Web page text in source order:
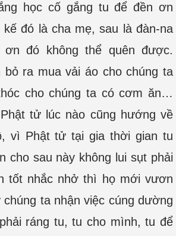
học cố gắng tu để đền ơn
đó là cha mẹ, sau là đàn-na
đó không thể quên được.
ra mua vải áo cho chúng ta
cho chúng ta có cơm ăn…
tử lúc nào cũng hướng về
vì Phật tử tại gia thời gian tu
cho sau này không lui sụt phải
tốt nhắc nhở thì họ mới vươn
ta nhận việc cúng dường
ráng tu, tu cho mình, tu để